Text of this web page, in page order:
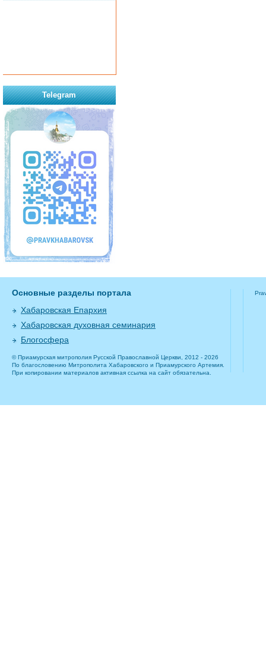
Telegram
Основные разделы портала
Хабаровская Епархия
Хабаровская духовная семинария
Блогосфера
© Приамурская митрополия Русской Православной Церкви, 2012 - 2026
По благословению Митрополита Хабаровского и Приамурского Артемия.
При копировании материалов активная ссылка на сайт обязательна.